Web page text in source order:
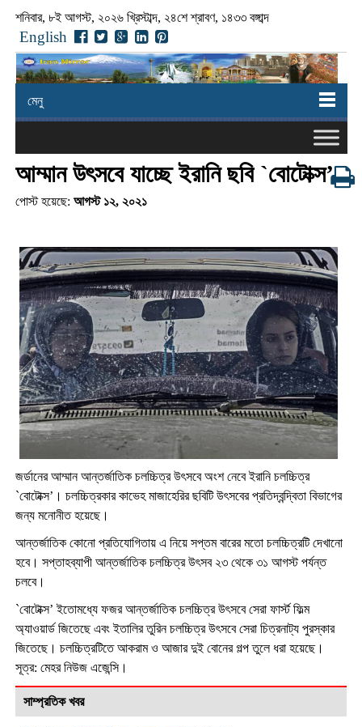
শনিবার, ৮ই আগস্ট, ২০২৬ খ্রিস্টাব্দ, ২৪শে শ্রাবণ, ১৪৩৩ বঙ্গাব্দ
English
মেনু
আম্মান উৎসবে যাচ্ছে ইরানি ছবি `বোটোক্স’
পোস্ট হয়েছে: আগস্ট ১২, ২০২১
জর্ডানের আম্মান আন্তর্জাতিক চলচ্চিত্র উৎসবে অংশ নেবে ইরানি চলচ্চিত্র
`বোটোক্স’। চলচ্চিত্রকার কাভেহ মাজাহেরির ছবিটি উৎসবের প্রতিদ্বন্দ্বিতা বিভাগের
জন্য মনোনীত হয়েছে।
আন্তর্জাতিক কোনো প্রতিযোগিতায় এ নিয়ে সপ্তম বারের মতো চলচ্চিত্রটি দেখানো
হবে। সপ্তাহব্যাপী আন্তর্জাতিক চলচ্চিত্র উৎসব ২৩ থেকে ৩১ আগস্ট পর্যন্ত
চলবে।
`বোটোক্স’ ইতোমধ্যে ফজর আন্তর্জাতিক চলচ্চিত্র উৎসবে সেরা ফার্স্ট ফিল্ম
অ্যাওয়ার্ড জিতেছে এবং ইতালির তুরিন চলচ্চিত্র উৎসবে সেরা চিত্রনাট্য পুরস্কার
জিতেছে। চলচ্চিত্রটিতে আকরাম ও আজার দুই বোনের গল্প তুলে ধরা হয়েছে।
সূত্র: মেহর নিউজ এজেন্সি।
সাম্প্রতিক খবর